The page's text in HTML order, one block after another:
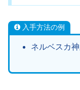
入手方法の例
ネルベスカ